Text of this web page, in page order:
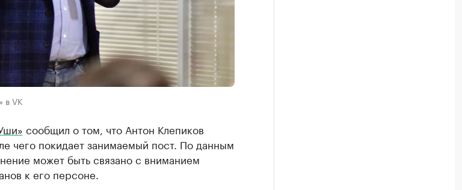
в VK
сообщил о том, что Антон Клепиков
чего покидает занимаемый пост. По данным
может быть связано с вниманием
к его персоне.